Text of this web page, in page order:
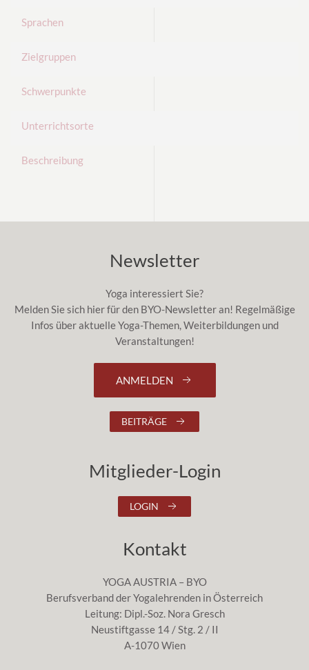
Sprachen
Zielgruppen
Schwerpunkte
Unterrichtsorte
Beschreibung
Newsletter
Yoga interessiert Sie?
Melden Sie sich hier für den BYO-Newsletter an! Regelmäßige
Infos über aktuelle Yoga-Themen, Weiterbildungen und
Veranstaltungen!
ANMELDEN
BEITRÄGE
Mitglieder-Login
LOGIN
Kontakt
YOGA AUSTRIA – BYO
Berufsverband der Yogalehrenden in Österreich
Leitung: Dipl.-Soz. Nora Gresch
Neustiftgasse 14 / Stg. 2 / II
A-1070 Wien